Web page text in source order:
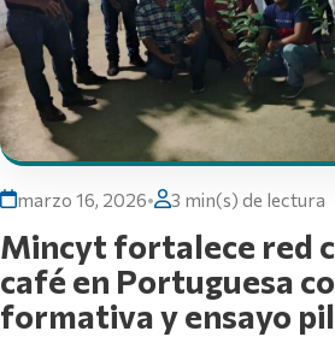
marzo 16, 2026• 3 min(s) de lectura
Mincyt fortalece red
café en Portuguesa
formativa y ensayo